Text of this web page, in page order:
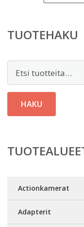
TUOTEHAKU
HAKU
Actionkamerat
Adapterit